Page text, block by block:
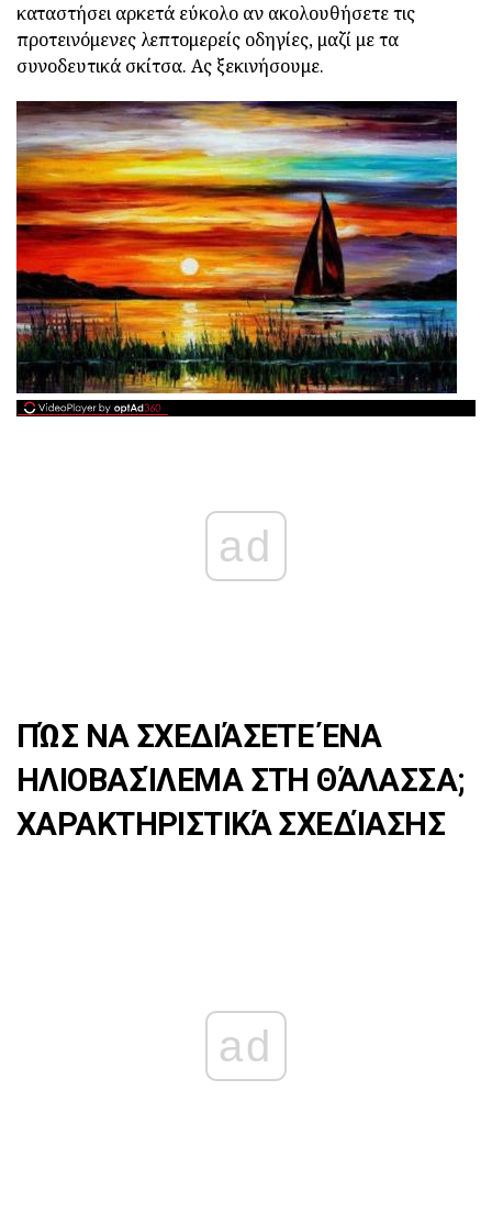
καταστήσει αρκετά εύκολο αν ακολουθήσετε τις
προτεινόμενες λεπτομερείς οδηγίες, μαζί με τα
συνοδευτικά σκίτσα. Ας ξεκινήσουμε.
ad
ΠΏΣ ΝΑ ΣΧΕΔΙΆΣΕΤΕ ΈΝΑ
ΗΛΙΟΒΑΣΊΛΕΜΑ ΣΤΗ ΘΆΛΑΣΣΑ;
ΧΑΡΑΚΤΗΡΙΣΤΙΚΆ ΣΧΕΔΊΑΣΗΣ
ad